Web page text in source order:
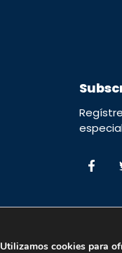
Utilizamos cookies para